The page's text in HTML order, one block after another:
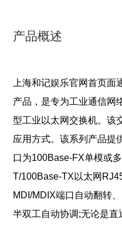
产品概述
上海和记娱乐官网首页面
产品，是专为工业通信网
型工业以太网交换机。该
应用方式。该系列产品提
口为100Base-FX单模或
T/100Base-TX以太网
MDI/MDIX端口自动翻转
半双工自动协调;无论是直